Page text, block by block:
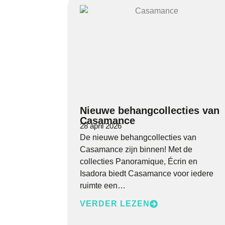
Nieuwe behangcollecties van
Casamance
28 april 2026
De nieuwe behangcollecties van
Casamance zijn binnen! Met de
collecties Panoramique, Écrin en
Isadora biedt Casamance voor iedere
ruimte een…
VERDER LEZEN